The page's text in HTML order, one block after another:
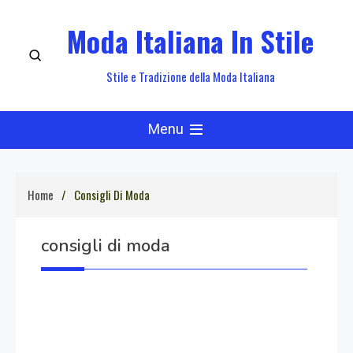
content
Moda Italiana In Stile
Stile e Tradizione della Moda Italiana
Menu
Home Consigli Di Moda
consigli di moda